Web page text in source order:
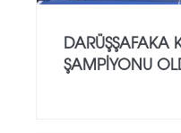
DARÜŞŞAFAKA
ŞAMPİYONU